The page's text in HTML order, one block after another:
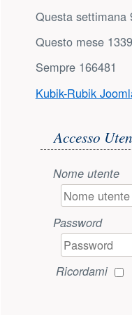
Questa settimana
Questo mese 1339
Sempre 166481
Kubik-Rubik
Accesso
Accesso
Nome utente
Password
Ricordami